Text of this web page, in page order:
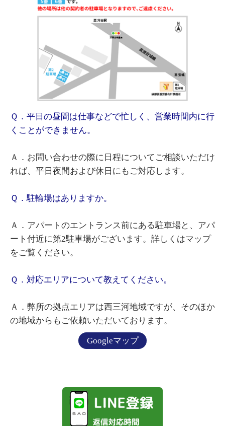
Ｑ．平日の昼間は仕事などで忙しく、営業時間内に行
くことができません。
Ａ．お問い合わせの際に日程についてご相談いただけ
れば、平日夜間および休日にもご対応します。
Ｑ．駐輪場はありますか。
Ａ．アパートのエントランス前にある駐車場と、アパ
ート付近に第2駐車場がございます。詳しくはマップ
をご覧ください。
Ｑ．対応エリアについて教えてください。
Ａ．弊所の拠点エリアは西三河地域ですが、そのほか
の地域からもご依頼いただいております。
Googleマップ